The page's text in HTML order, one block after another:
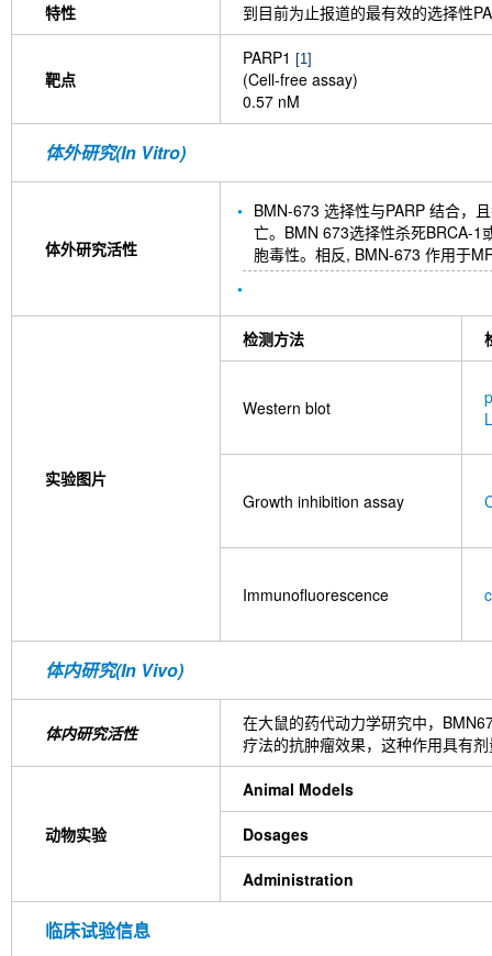
特性 到目前为止报道的最有效的选择性
靶点
PARP1 [1]
(Cell-free assay)
0.57 nM
体外研究(In Vitro)
体外研究活性
BMN-673 选择性与PARP 结合，
亡。BMN 673选择性杀死BRCA-
胞毒性。相反, BMN-673 作用于
实验图片
检测方法
Western blot
Growth inhibition assay
Immunofluorescence
体内研究(In Vivo)
体内研究活性
在大鼠的药代动力学研究中，
疗法的抗肿瘤效果，这种作用具有
动物实验
Animal Models
Dosages
Administration
临床试验信息